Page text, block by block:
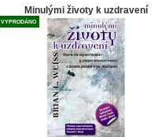
Minulými životy k uzdravení
VYPRODÁNO